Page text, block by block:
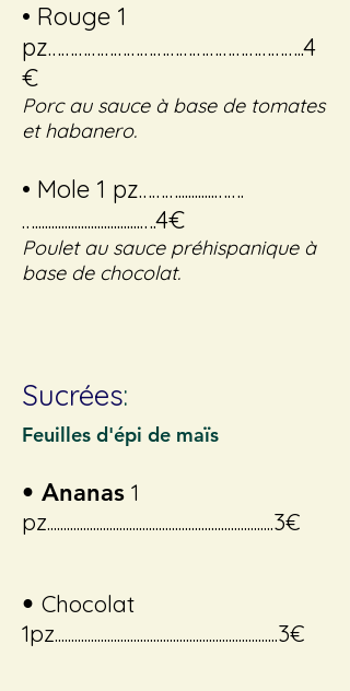
• Rouge 1
pz…………………………………………………..4
€
Porc au sauce à base de tomates
et habanero.
• Mole 1 pz………...........…….
…................................….4€
Poulet au sauce préhispanique à
base de chocolat.
Sucrées:
Feuilles d'épi de maïs
• Ananas 1
pz.....................................................................3€
• Chocolat
1pz....................................................................3€